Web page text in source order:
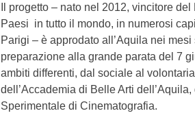
Il progetto – nato nel 2012, vincitore
Paesi in tutto il mondo, in numerosi
Parigi – è approdato all’Aquila nei
preparazione alla grande parata del 7
ambiti differenti, dal sociale al
dell’Accademia di Belle Arti
Sperimentale di Cinematografia.